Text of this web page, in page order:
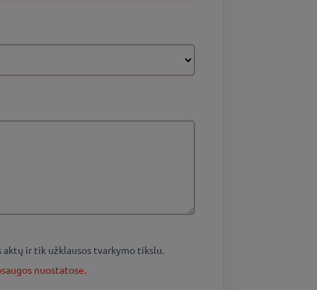
aktų ir tik užklausos tvarkymo tikslu.
nuostatose.